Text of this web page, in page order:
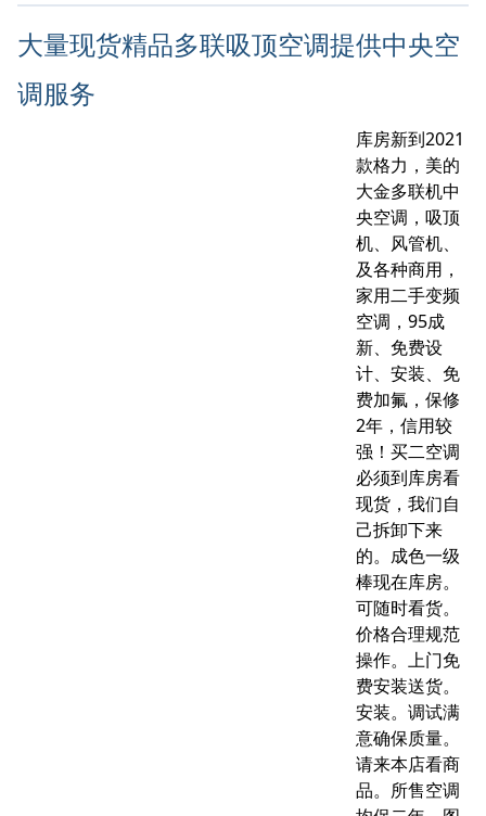
大量现货精品多联吸顶空调提供中央空
调服务
库房新到2021
款格力，美的
大金多联机中
央空调，吸顶
机、风管机、
及各种商用，
家用二手变频
空调，95成
新、免费设
计、安装、免
费加氟，保修
2年，信用较
强！买二空调
必须到库房看
现货，我们自
己拆卸下来
的。成色一级
棒现在库房。
可随时看货。
价格合理规范
操作。上门免
费安装送货。
安装。调试满
意确保质量。
请来本店看商
品。所售空调